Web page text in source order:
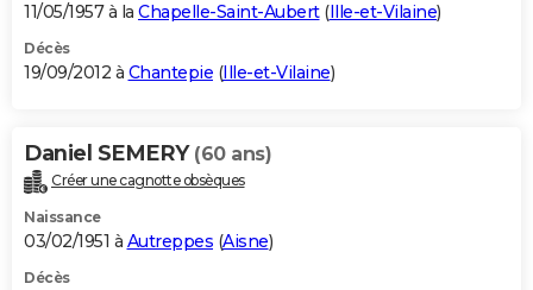
11/05/1957 à la Chapelle-Saint-Aubert(Ille-et-Vilaine)
Décès
19/09/2012 à Chantepie (Ille-et-Vilaine)
Daniel SEMERY (60 ans)
Créer une cagnotte obsèques
Naissance
03/02/1951 à Autreppes (Aisne)
Décès